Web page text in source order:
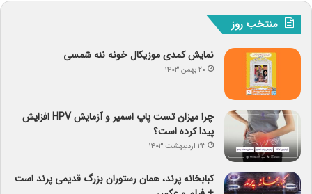
منتخب روز
نمایش کمدی موزیکال خونه ننه شمسی
۲۰ بهمن ۱۴۰۳
چرا میزان تست پاپ اسمیر و آزمایش HPV افزایش
پیدا کرده است؟
۲۳ اردیبهشت ۱۴۰۳
کبابخانه پرند، همان رستوران بزرگ قدیمی پرند است